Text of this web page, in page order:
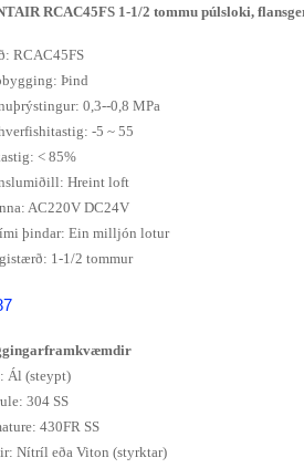
RCAC45FS 1-1/2 tommu púlsloki,
RCAC45FS
Þind
0,3--0,8 MPa
-5 ~ 55
< 85%
Hreint loft
AC220V DC24V
þindar: Ein milljón lotur
1-1/2 tommur
Ál (steypt)
304 SS
430FR SS
Nítríl eða Viton (styrktar)